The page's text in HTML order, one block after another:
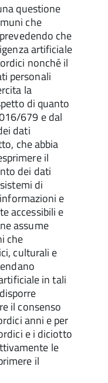
questione
che
che
artificiale
nonché il
personali
la
di quanto
679 e dal
dati
che abbia
il
dei dati
di
e
accessibili e
assume
che
culturali e
in tali
il consenso
anni e per
e i diciotto
le
il